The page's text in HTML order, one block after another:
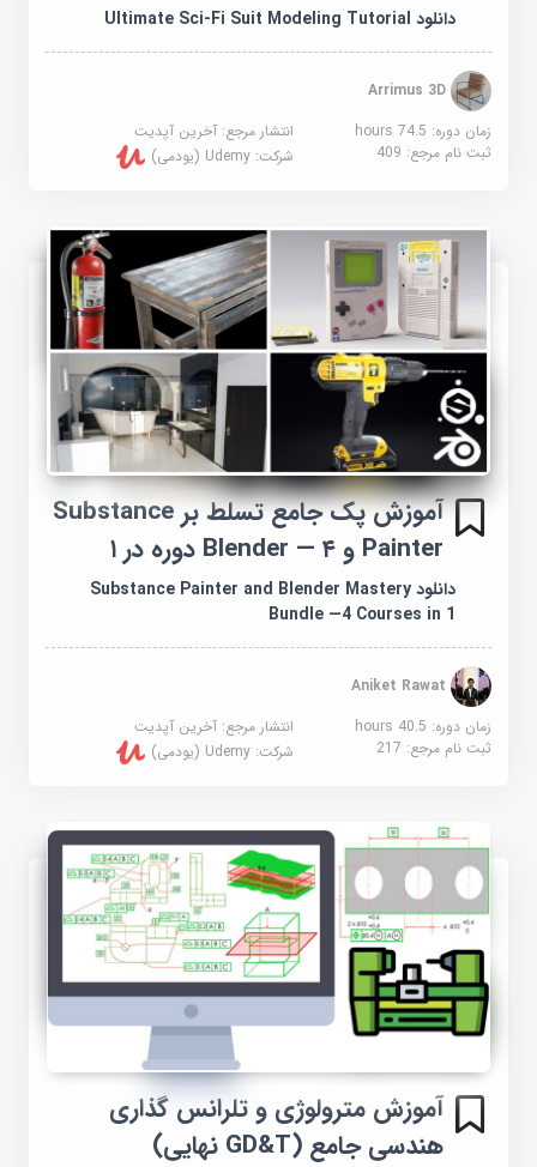
دانلود Ultimate Sci-Fi Suit Modeling Tutorial
Arrimus 3D
زمان دوره: 74.5 hours
انتشار مرجع:آخرین آپدیت
ثبت نام مرجع:409 شرکت:Udemy (یودمی)
آموزش پک جامع تسلط بر Substance
Painter و Blender — ۴ دوره در ۱
دانلود Substance Painter and Blender Mastery
Bundle —4 Courses in 1
Aniket Rawat
زمان دوره: 40.5 hours
انتشار مرجع:آخرین آپدیت
ثبت نام مرجع:217 شرکت:Udemy (یودمی)
آموزش مترولوژی و تلرانس گذاری
هندسی جامع (GD&T نهایی)